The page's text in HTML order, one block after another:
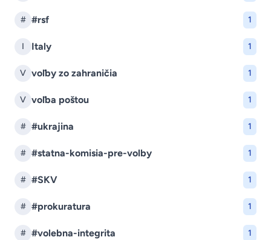
# #rsf 1
I Italy 1
V voľby zo zahraničia 1
V voľba poštou 1
# #ukrajina 1
# #statna-komisia-pre-volby 1
# #SKV 1
# #prokuratura 1
# #volebna-integrita 1